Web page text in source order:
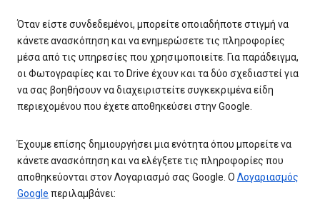
Όταν είστε συνδεδεμένοι, μπορείτε οποιαδήποτε στιγμή να
κάνετε ανασκόπηση και να ενημερώσετε τις πληροφορίες
μέσα από τις υπηρεσίες που χρησιμοποιείτε. Για παράδειγμα,
οι Φωτογραφίες και το Drive έχουν και τα δύο σχεδιαστεί για
να σας βοηθήσουν να διαχειριστείτε συγκεκριμένα είδη
περιεχομένου που έχετε αποθηκεύσει στην Google.
Έχουμε επίσης δημιουργήσει μια ενότητα όπου μπορείτε να
κάνετε ανασκόπηση και να ελέγξετε τις πληροφορίες που
αποθηκεύονται στον Λογαριασμό σας Google. Ο Λογαριασμός
Google περιλαμβάνει: